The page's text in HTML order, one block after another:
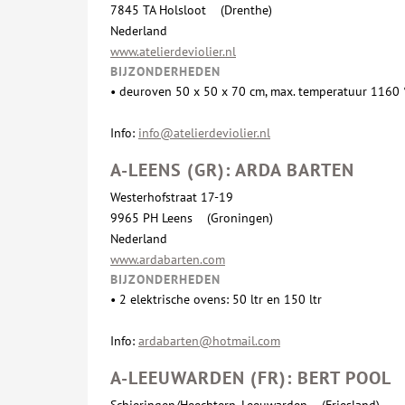
7845 TA Holsloot (Drenthe)
Nederland
www.atelierdeviolier.nl
BIJZONDERHEDEN
• deuroven 50 x 50 x 70 cm, max. temperatuur 1160
Info: info@atelierdeviolier.nl
A-LEENS (GR): ARDA BARTEN
Westerhofstraat 17-19
9965 PH Leens (Groningen)
Nederland
www.ardabarten.com
BIJZONDERHEDEN
• 2 elektrische ovens: 50 ltr en 150 ltr
Info: ardabarten@hotmail.com
A-LEEUWARDEN (FR): BERT POOL